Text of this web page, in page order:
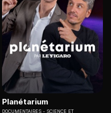
Planétarium
DOCUMENTAIRES SCIENCE ET